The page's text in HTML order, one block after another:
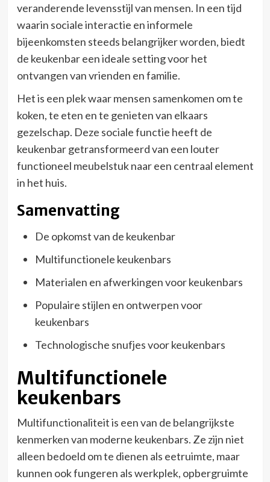
veranderende levensstijl van mensen. In een tijd
waarin sociale interactie en informele
bijeenkomsten steeds belangrijker worden, biedt
de keukenbar een ideale setting voor het
ontvangen van vrienden en familie.
Het is een plek waar mensen samenkomen om te
koken, te eten en te genieten van elkaars
gezelschap. Deze sociale functie heeft de
keukenbar getransformeerd van een louter
functioneel meubelstuk naar een centraal element
in het huis.
Samenvatting
De opkomst van de keukenbar
Multifunctionele keukenbars
Materialen en afwerkingen voor keukenbars
Populaire stijlen en ontwerpen voor
keukenbars
Technologische snufjes voor keukenbars
Multifunctionele
keukenbars
Multifunctionaliteit is een van de belangrijkste
kenmerken van moderne keukenbars. Ze zijn niet
alleen bedoeld om te dienen als eetruimte, maar
kunnen ook fungeren als werkplek, opbergruimte